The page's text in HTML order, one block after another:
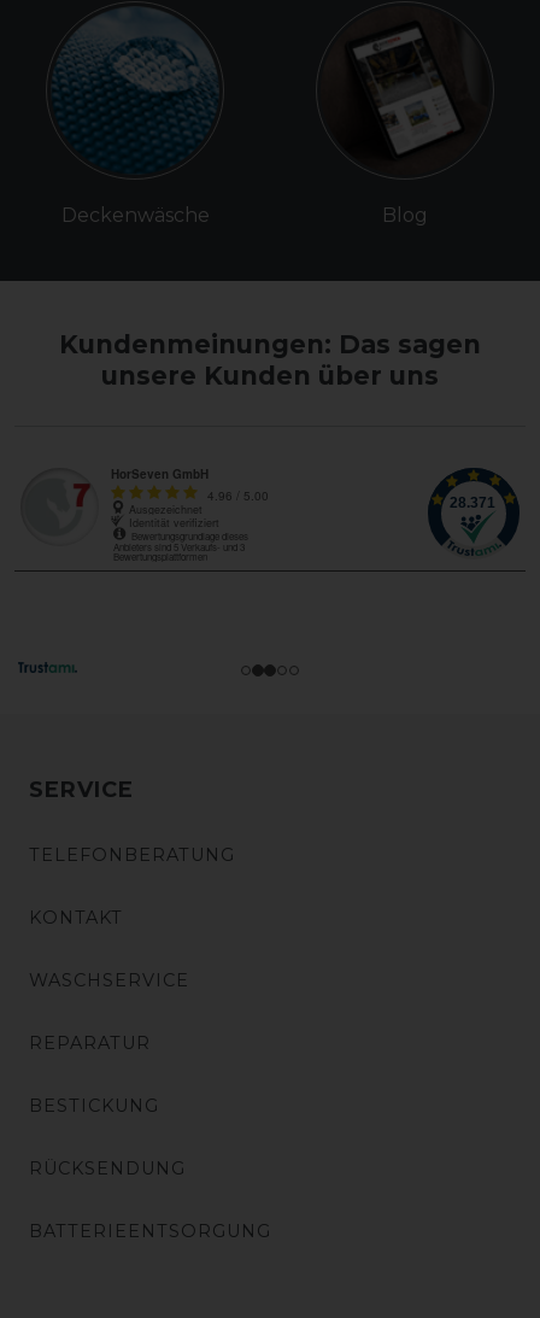
Deckenwäsche Blog
Kundenmeinungen: Das sagen
unsere Kunden über uns
SERVICE
TELEFONBERATUNG
KONTAKT
WASCHSERVICE
REPARATUR
BESTICKUNG
RÜCKSENDUNG
BATTERIEENTSORGUNG